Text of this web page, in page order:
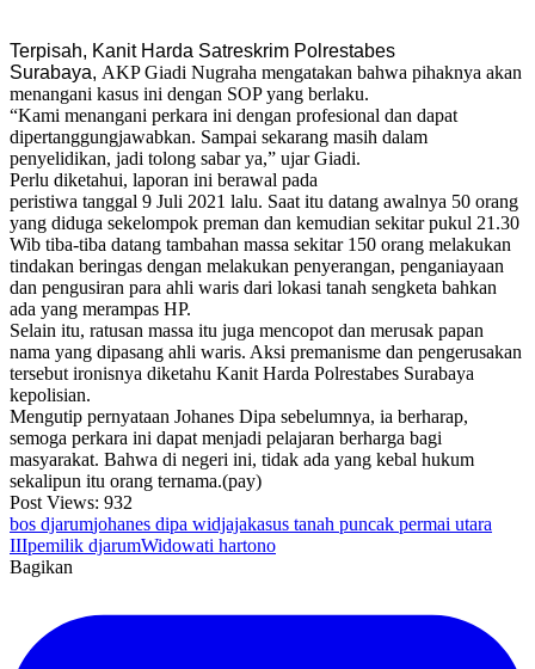
Terpisah, Kanit Harda Satreskrim Polrestabes
Surabaya, AKP Giadi Nugraha mengatakan bahwa pihaknya akan
menangani kasus ini dengan SOP yang berlaku.
“Kami menangani perkara ini dengan profesional dan dapat
dipertanggungjawabkan. Sampai sekarang masih dalam
penyelidikan, jadi tolong sabar ya,” ujar Giadi.
Perlu diketahui, laporan ini berawal pada
peristiwa tanggal 9 Juli 2021 lalu. Saat itu datang awalnya 50 orang
yang diduga sekelompok preman dan kemudian sekitar pukul 21.30
Wib tiba-tiba datang tambahan massa sekitar 150 orang melakukan
tindakan beringas dengan melakukan penyerangan, penganiayaan
dan pengusiran para ahli waris dari lokasi tanah sengketa bahkan
ada yang merampas HP.
Selain itu, ratusan massa itu juga mencopot dan merusak papan
nama yang dipasang ahli waris. Aksi premanisme dan pengerusakan
tersebut ironisnya diketahu Kanit Harda Polrestabes Surabaya
kepolisian.
Mengutip pernyataan Johanes Dipa sebelumnya, ia berharap,
semoga perkara ini dapat menjadi pelajaran berharga bagi
masyarakat. Bahwa di negeri ini, tidak ada yang kebal hukum
sekalipun itu orang ternama.(pay)
Post Views: 932
bos djarumjohanes dipa widjajakasus tanah puncak permai utara
IIIpemilik djarumWidowati hartono
Bagikan